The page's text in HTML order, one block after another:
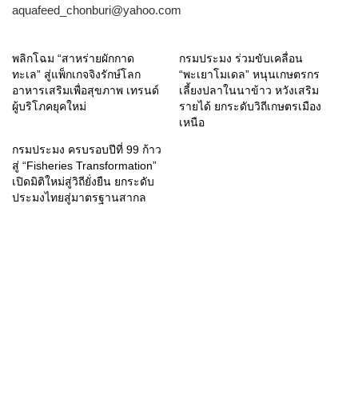
aquafeed_chonburi@yahoo.com
พลิกโฉม “สาหร่ายผักกาด
ทะเล” สู่แพ็กเกจจิงรักษ์โลก
อาหารเสริมเพื่อสุขภาพ เทรนด์
ผู้บริโภคยุคใหม่
กรมประมง ร่วมขับเคลื่อน
“พะเยาโมเดล” หนุนเกษตรกร
เลี้ยงปลาในนาข้าว หวังเสริม
รายได้ ยกระดับวิถีเกษตรเมือง
เหนือ
กรมประมง ครบรอบปีที่ 99 ก้าว
สู่ “Fisheries Transformation”
เปิดมิติใหม่สู่วิถียั่งยืน ยกระดับ
ประมงไทยสู่มาตรฐานสากล